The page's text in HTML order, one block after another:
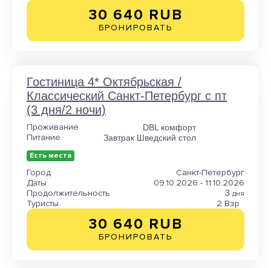
30 640 RUB
БРОНИРОВАТЬ
Гостиница 4* Октябрьская /
Классический Санкт-Петербург с пт
(3 дня/2 ночи)
Проживание DBL комфорт
Питание Завтрак Шведский стол
Есть места
Город
Санкт-Петербург
Даты
09.10.2026 - 11.10.2026
Продолжительность
3 дня
Туристы 2 Взр
30 640 RUB
БРОНИРОВАТЬ